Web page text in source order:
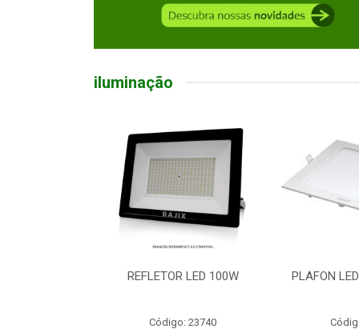
iluminação
REFLETOR LED 100W
Código: 23740
PLAFON